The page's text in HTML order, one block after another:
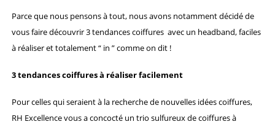
Parce que nous pensons à tout, nous avons notamment décidé de
vous faire découvrir 3 tendances coiffures avec un headband, faciles
à réaliser et totalement “ in ” comme on dit !
3 tendances coiffures à réaliser facilement
Pour celles qui seraient à la recherche de nouvelles idées coiffures,
RH Excellence vous a concocté un trio sulfureux de coiffures à